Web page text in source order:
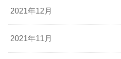
2021年12月
2021年11月